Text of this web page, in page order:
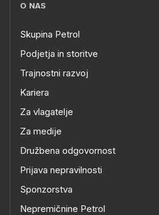
O NAS
Skupina Petrol
Podjetja in storitve
Trajnostni razvoj
Kariera
Za vlagatelje
Za medije
Družbena odgovornost
Prijava nepravilnosti
Sponzorstva
Nepremičnine Petrol